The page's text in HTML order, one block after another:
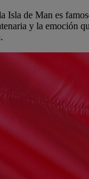
Isla de Man es
y la emoción